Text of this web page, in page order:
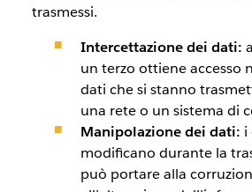
trasmessi.
Intercettazione dei dati:
un terzo ottiene accesso
dati che si stanno
una rete o un sistema di
Manipolazione dei dati: i
modificano durante la
può portare alla